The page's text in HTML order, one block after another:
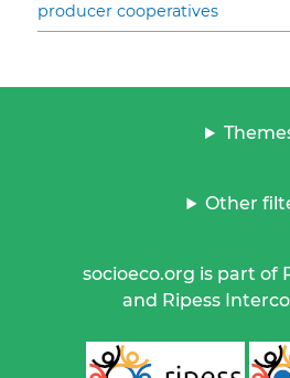
producer cooperatives
Other
socioeco.org is part of
and Ripess